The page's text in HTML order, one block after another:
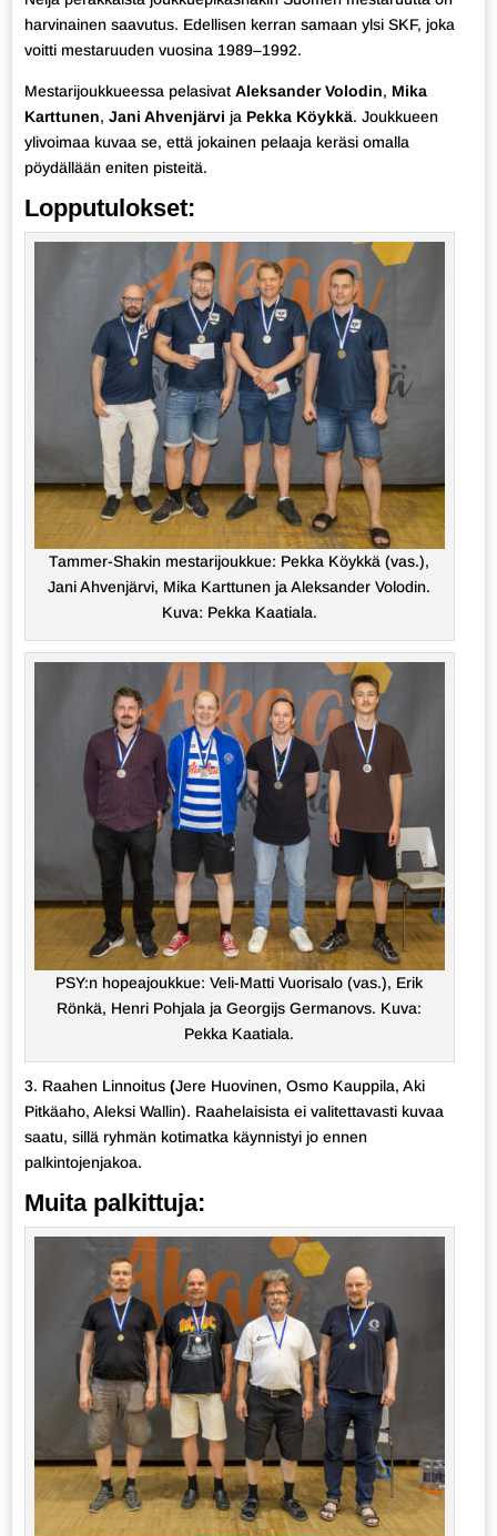
harvinainen saavutus. Edellisen kerran samaan ylsi SKF, joka
voitti mestaruuden vuosina 1989–1992.
Mestarijoukkueessa pelasivat Aleksander Volodin, Mika
Karttunen, Jani Ahvenjärvi ja Pekka Köykkä. Joukkueen
ylivoimaa kuvaa se, että jokainen pelaaja keräsi omalla
pöydällään eniten pisteitä.
Lopputulokset:
Tammer-Shakin mestarijoukkue: Pekka Köykkä (vas.),
Jani Ahvenjärvi, Mika Karttunen ja Aleksander Volodin.
Kuva: Pekka Kaatiala.
PSY:n hopeajoukkue: Veli-Matti Vuorisalo (vas.), Erik
Rönkä, Henri Pohjala ja Georgijs Germanovs. Kuva:
Pekka Kaatiala.
3. Raahen Linnoitus(Jere Huovinen, Osmo Kauppila, Aki
Pitkäaho, Aleksi Wallin). Raahelaisista ei valitettavasti kuvaa
saatu, sillä ryhmän kotimatka käynnistyi jo ennen
palkintojenjakoa.
Muita palkittuja: